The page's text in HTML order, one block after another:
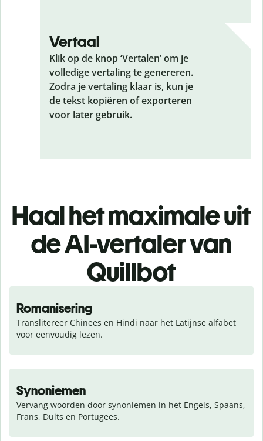
Vertaal
Klik op de knop ‘Vertalen’ om je
volledige vertaling te genereren.
Zodra je vertaling klaar is, kun je
de tekst kopiëren of exporteren
voor later gebruik.
Haal het maximale uit
de AI-vertaler van
Quillbot
Romanisering
Translitereer Chinees en Hindi naar het Latijnse alfabet
voor eenvoudig lezen.
Synoniemen
Vervang woorden door synoniemen in het Engels, Spaans,
Frans, Duits en Portugees.